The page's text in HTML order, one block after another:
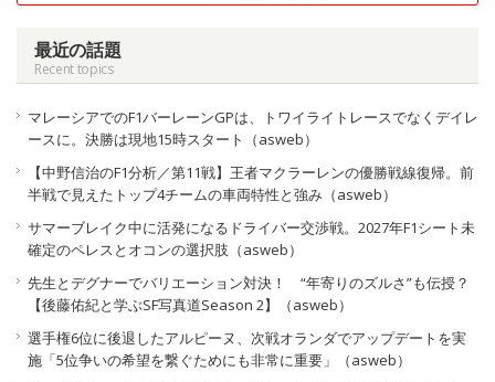
最近の話題
Recent topics
マレーシアでのF1バーレーンGPは、トワイライトレースでなくデイレ
ースに。決勝は現地15時スタート（asweb）
【中野信治のF1分析／第11戦】王者マクラーレンの優勝戦線復帰。前
半戦で見えたトップ4チームの車両特性と強み（asweb）
サマーブレイク中に活発になるドライバー交渉戦。2027年F1シート未
確定のペレスとオコンの選択肢（asweb）
先生とデグナーでバリエーション対決！ “年寄りのズルさ”も伝授？
【後藤佑紀と学ぶSF写真道Season 2】（asweb）
選手権6位に後退したアルピーヌ、次戦オランダでアップデートを実
施「5位争いの希望を繋ぐためにも非常に重要」（asweb）